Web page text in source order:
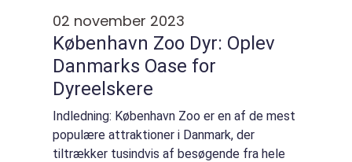
02 november 2023
København Zoo Dyr: Oplev
Danmarks Oase for
Dyreelskere
Indledning: København Zoo er en af de mest
populære attraktioner i Danmark, der
tiltrækker tusindvis af besøgende fra hele